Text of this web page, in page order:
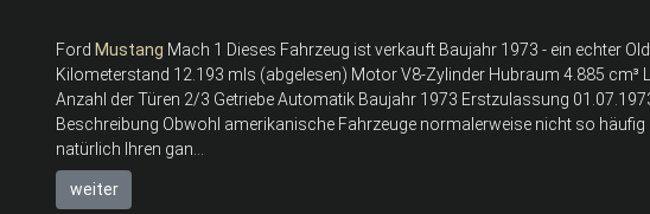
Ford Mustang Mach 1 Dieses Fahrzeug ist verkauft Baujahr 1973 - ein echter
Kilometerstand 12.193 mls (abgelesen) Motor V8-Zylinder Hubraum 4.885
Anzahl der Türen 2/3 Getriebe Automatik Baujahr 1973 Erstzulassung
Beschreibung Obwohl amerikanische Fahrzeuge normalerweise nicht so
natürlich Ihren gan...
weiter